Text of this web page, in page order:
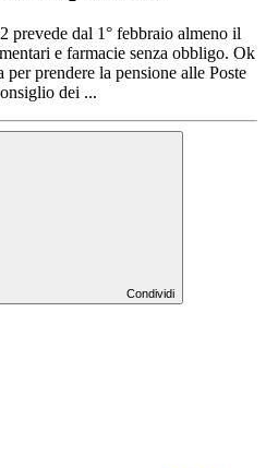
dal 1° febbraio almeno il
e farmacie senza obbligo. Ok
per prendere la pensione alle Poste
dei ...
Condividi